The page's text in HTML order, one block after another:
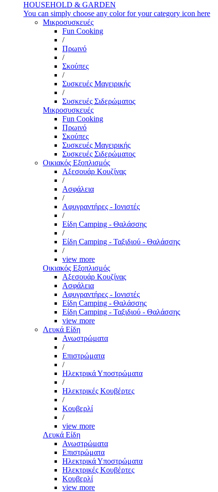
HOUSEHOLD & GARDEN
You can simply choose any color for your category icon here
Μικροσυσκευές
Fun Cooking
/
Πρωινό
/
Σκούπες
/
Συσκευές Μαγειρικής
/
Συσκευές Σιδερώματος
Μικροσυσκευές
Fun Cooking
Πρωινό
Σκούπες
Συσκευές Μαγειρικής
Συσκευές Σιδερώματος
Οικιακός Εξοπλισμός
Αξεσουάρ Κουζίνας
/
Ασφάλεια
/
Αφυγραντήρες - Ιονιστές
/
Είδη Camping - Θαλάσσης
/
Είδη Camping - Ταξιδιού - Θαλάσσης
/
view more
Οικιακός Εξοπλισμός
Αξεσουάρ Κουζίνας
Ασφάλεια
Αφυγραντήρες - Ιονιστές
Είδη Camping - Θαλάσσης
Είδη Camping - Ταξιδιού - Θαλάσσης
view more
Λευκά Είδη
Ανωστρώματα
/
Επιστρώματα
/
Ηλεκτρικά Υποστρώματα
/
Ηλεκτρικές Κουβέρτες
/
Κουβερλί
/
view more
Λευκά Είδη
Ανωστρώματα
Επιστρώματα
Ηλεκτρικά Υποστρώματα
Ηλεκτρικές Κουβέρτες
Κουβερλί
view more